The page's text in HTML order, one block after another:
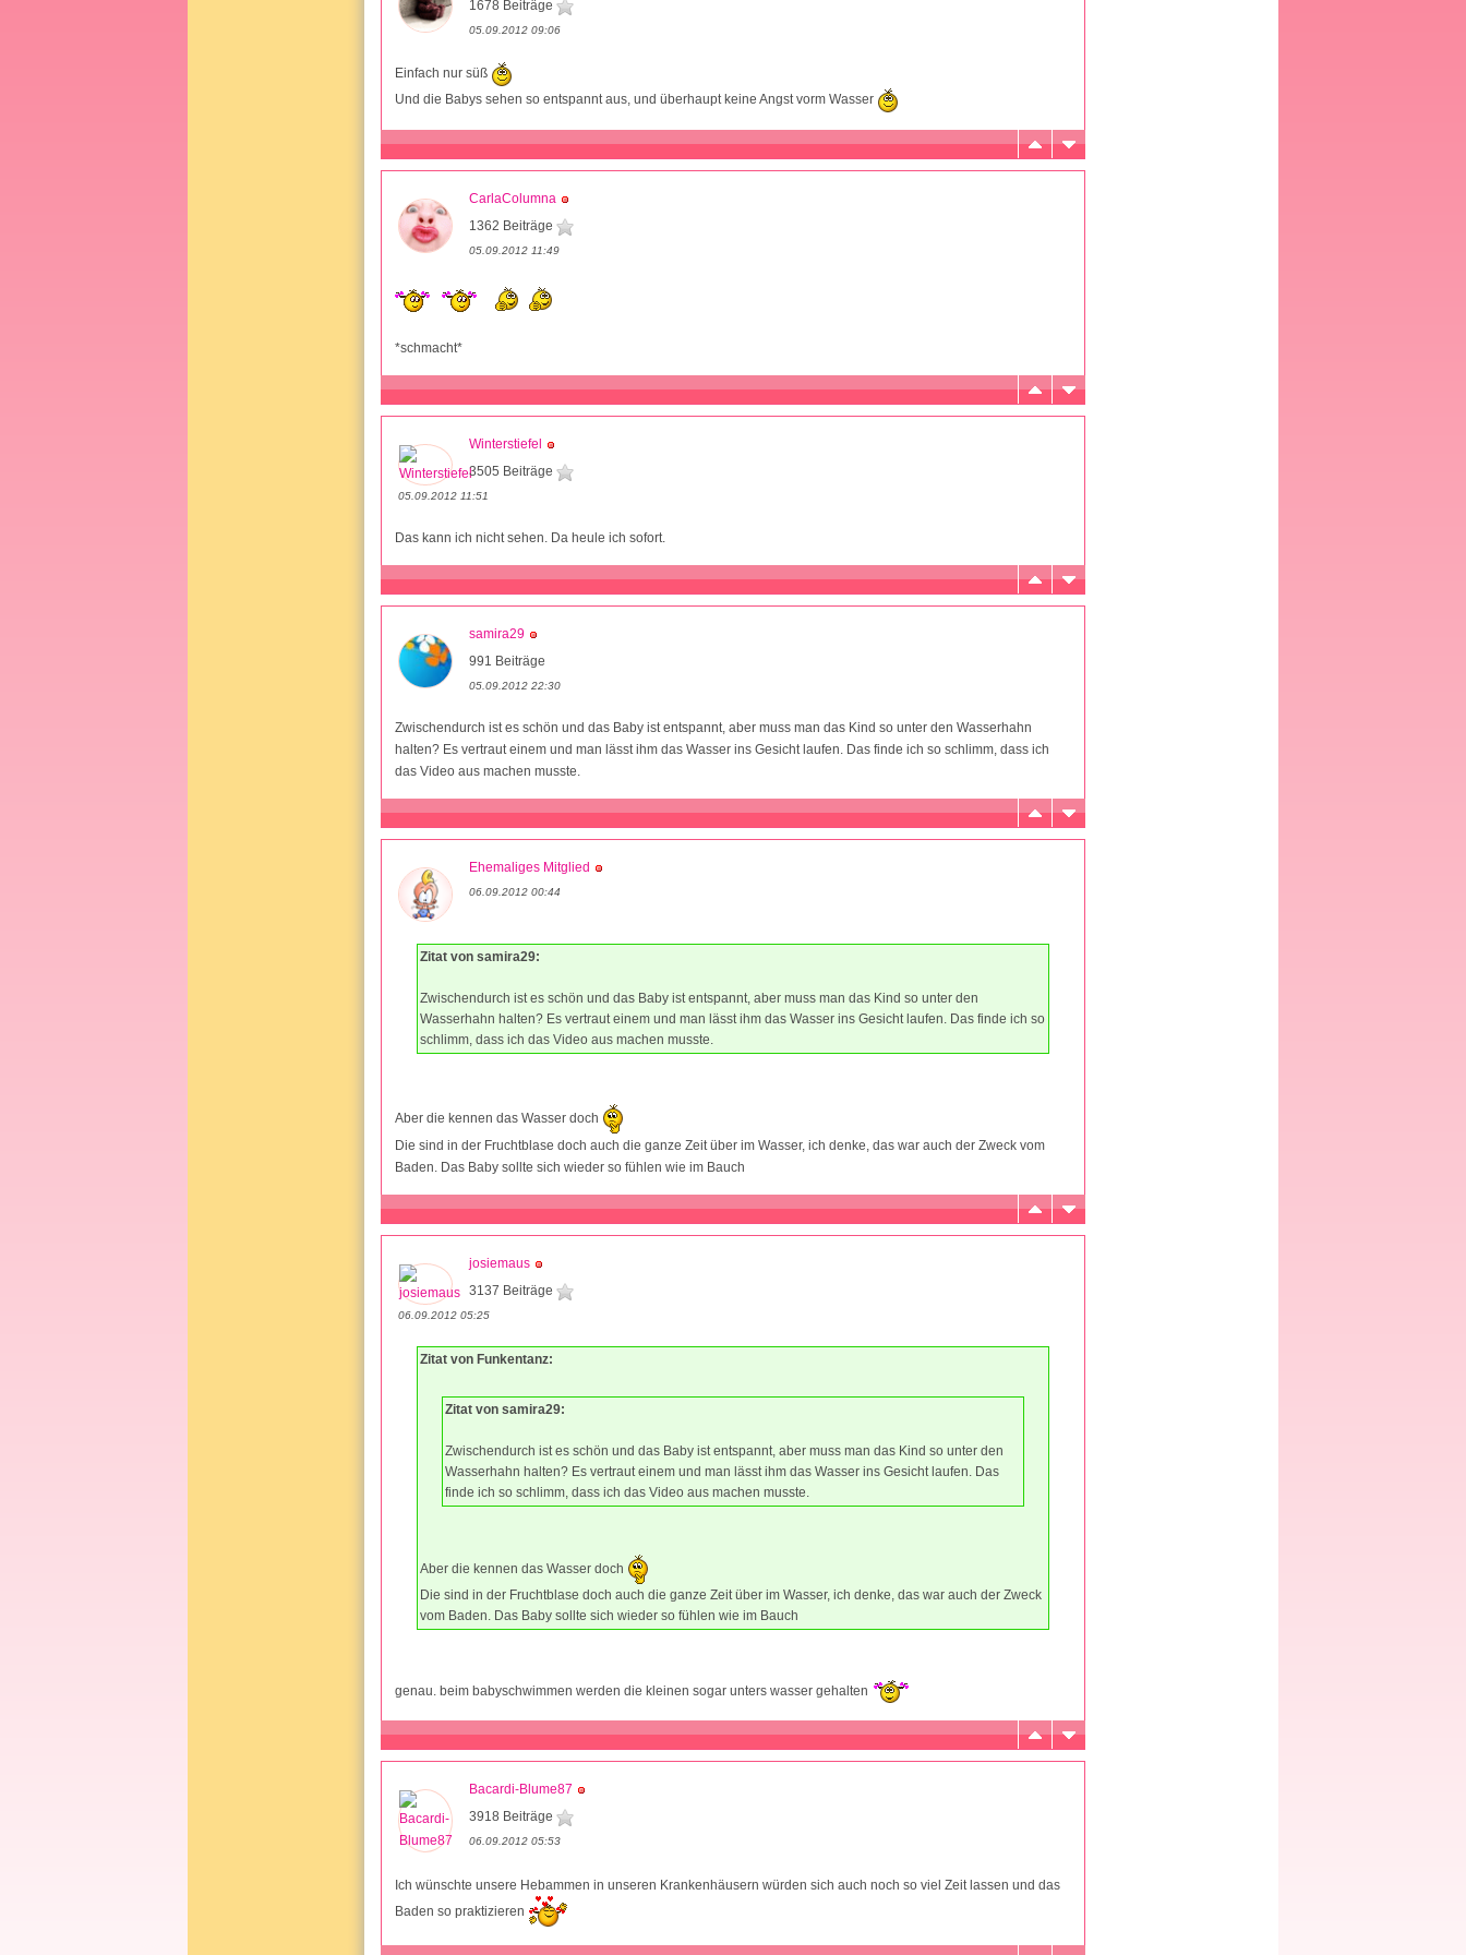
1678 Beiträge
05.09.2012 09:06
Einfach nur süß
Und die Babys sehen so entspannt aus, und überhaupt keine Angst vorm Wasser
CarlaColumna
1362 Beiträge
05.09.2012 11:49
*schmacht*
Winterstiefel
3505 Beiträge
05.09.2012 11:51
Das kann ich nicht sehen. Da heule ich sofort.
samira29
991 Beiträge
05.09.2012 22:30
Zwischendurch ist es schön und das Baby ist entspannt, aber muss man das Kind so unter den Wasserhahn
halten? Es vertraut einem und man lässt ihm das Wasser ins Gesicht laufen. Das finde ich so schlimm, dass ich
das Video aus machen musste.
Ehemaliges Mitglied
06.09.2012 00:44
Zitat von samira29:
Zwischendurch ist es schön und das Baby ist entspannt, aber muss man das Kind so unter den
Wasserhahn halten? Es vertraut einem und man lässt ihm das Wasser ins Gesicht laufen. Das finde ich so
schlimm, dass ich das Video aus machen musste.
Aber die kennen das Wasser doch
Die sind in der Fruchtblase doch auch die ganze Zeit über im Wasser, ich denke, das war auch der Zweck vom
Baden. Das Baby sollte sich wieder so fühlen wie im Bauch
josiemaus
3137 Beiträge
06.09.2012 05:25
Zitat von Funkentanz:
Zitat von samira29:
Zwischendurch ist es schön und das Baby ist entspannt, aber muss man das Kind so unter den
Wasserhahn halten? Es vertraut einem und man lässt ihm das Wasser ins Gesicht laufen. Das
finde ich so schlimm, dass ich das Video aus machen musste.
Aber die kennen das Wasser doch
Die sind in der Fruchtblase doch auch die ganze Zeit über im Wasser, ich denke, das war auch der Zweck
vom Baden. Das Baby sollte sich wieder so fühlen wie im Bauch
genau. beim babyschwimmen werden die kleinen sogar unters wasser gehalten
Bacardi-Blume87
3918 Beiträge
06.09.2012 05:53
Ich wünschte unsere Hebammen in unseren Krankenhäusern würden sich auch noch so viel Zeit lassen und das
Baden so praktizieren